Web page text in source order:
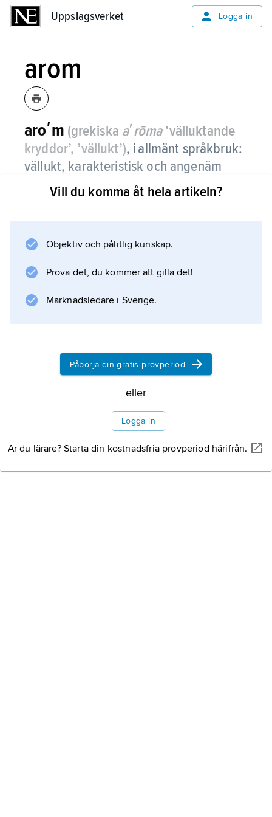
Uppslagsverket Logga in
arom
aroʹm (grekiska aʹrōma’välluktande
kryddor’, ’vällukt’), i allmänt språkbruk:
vällukt, karakteristisk och angenäm
Vill du komma åt hela artikeln?
Objektiv och pålitlig kunskap.
Prova det, du kommer att gilla det!
Marknadsledare i Sverige.
Påbörja din gratis provperiod
eller
Logga in
Är du lärare? Starta din kostnadsfria provperiod härifrån.